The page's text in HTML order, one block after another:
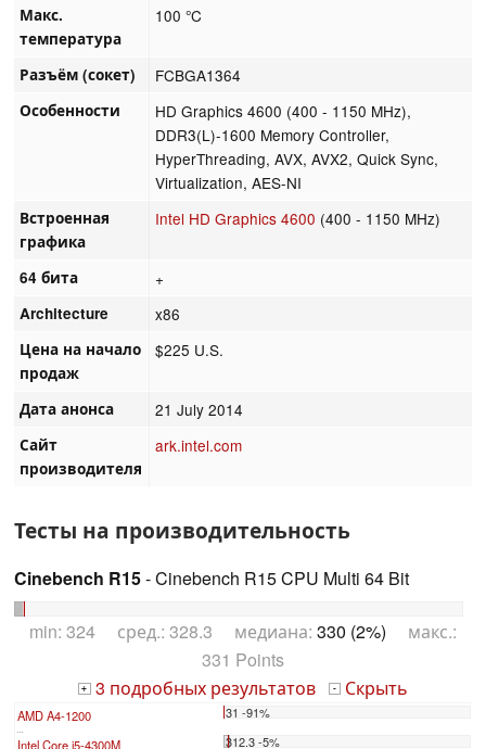
Макс.
температура
100 °C
Разъём (сокет) FCBGA1364
Особенности
HD Graphics 4600 (400 - 1150 MHz),
DDR3(L)-1600 Memory Controller,
HyperThreading, AVX, AVX2, Quick Sync,
Virtualization, AES-NI
Встроенная
графика
Intel HD Graphics 4600 (400 - 1150 MHz)
64 бита +
Architecture x86
Цена на начало
продаж
$225 U.S.
Дата анонса 21 July 2014
Сайт
производителя
ark.intel.com
Тесты на производительность
Cinebench R15- Cinebench R15 CPU Multi 64 Bit
min: 324 сред.: 328.3 медиана: 330 (2%) макс.:
331 Points
+ 3 подробных результатов - Скрыть
AMD A4-1200 31 -91%
Intel Core i5-4300M 312.3 -5%